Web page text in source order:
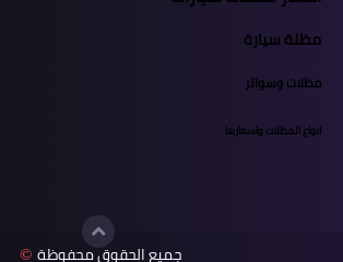
مظلة سيارة
مظلات وسواتر
انواع المظلات واسعارها
جميع الحقوق محفوظة ©